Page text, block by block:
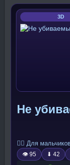
3D
Не
🧍‍♂️ Для
👁 95 ⬇ 42